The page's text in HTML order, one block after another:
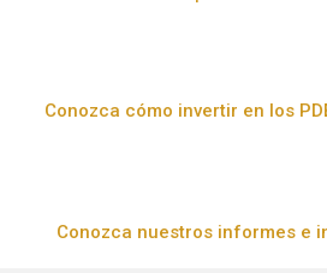
Conozca cómo invertir en los
Conozca nuestros informes e